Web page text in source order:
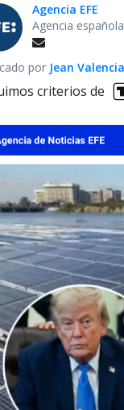
Agencia EFE
Agencia
por Jean Valencia
criterios de